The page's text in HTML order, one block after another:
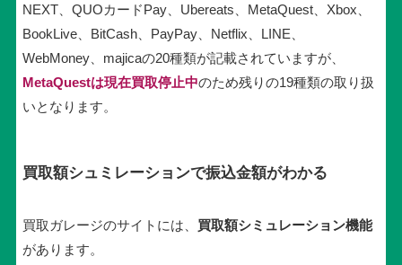
NEXT、QUOカードPay、Ubereats、MetaQuest、Xbox、
BookLive、BitCash、PayPay、Netflix、LINE、
WebMoney、majicaの20種類が記載されていますが、
MetaQuestは現在買取停止中のため残りの19種類の取り扱
いとなります。
買取額シュミレーションで振込金額がわかる
買取ガレージのサイトには、 買取額シミュレーション機能
があります。